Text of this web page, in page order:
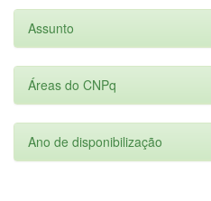
Assunto
Áreas do CNPq
Ano de disponibilização